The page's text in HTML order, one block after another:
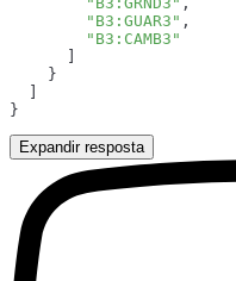
        "B3:GUAR3"
Expandir resposta